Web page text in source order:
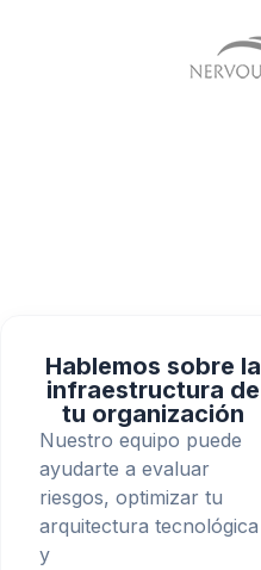
Hablemos sobre la
infraestructura de
tu organización
Nuestro equipo puede
ayudarte a evaluar
riesgos, optimizar tu
arquitectura tecnológica
y